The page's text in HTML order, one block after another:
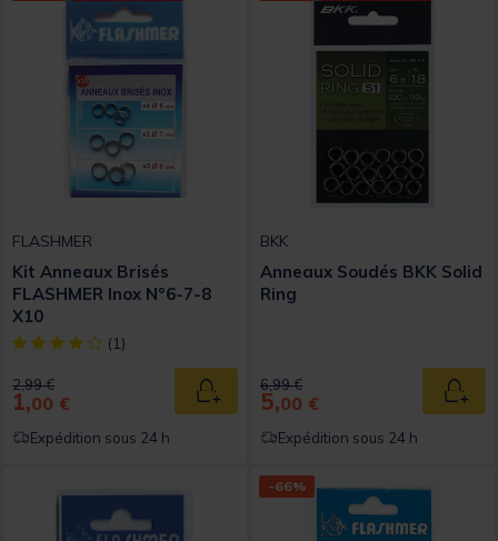
FLASHMER
Kit Anneaux Brisés
FLASHMER Inox N°6-7-8
X10
[object Object] out of 5 Customer Rating
(1)
Price reduced from
2,99 €to
1,00 € Ajouter au panier
Expédition sous 24 h
BKK
Anneaux Soudés BKK Solid
Ring
Price reduced from
6,99 €to
5,00 €
Expédition sous 24 h
-66%